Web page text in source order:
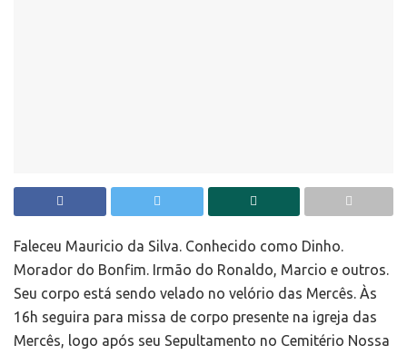
Faleceu Mauricio da Silva. Conhecido como Dinho.
Morador do Bonfim. Irmão do Ronaldo, Marcio e outros.
Seu corpo está sendo velado no velório das Mercês. Às
16h seguira para missa de corpo presente na igreja das
Mercês, logo após seu Sepultamento no Cemitério Nossa